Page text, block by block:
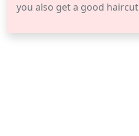
you also get a good haircut